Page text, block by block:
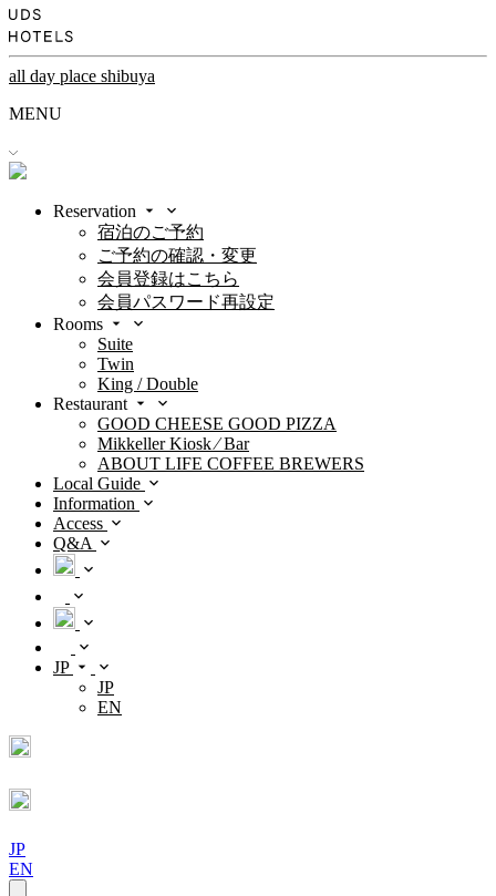
all day place shibuya
MENU
Reservation
宿泊のご予約
ご予約の確認・変更
会員登録はこちら
会員パスワード再設定
Rooms
Suite
Twin
King / Double
Restaurant
GOOD CHEESE GOOD PIZZA
Mikkeller Kiosk ⁄ Bar
ABOUT LIFE COFFEE BREWERS
Local Guide
Information
Access
Q&A
JP
JP
EN
JP
EN